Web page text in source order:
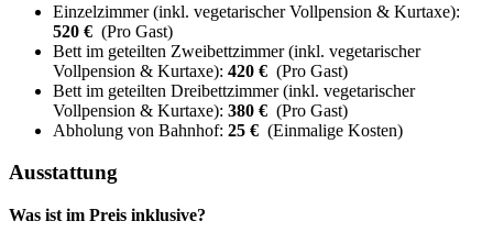
Einzelzimmer (inkl. vegetarischer Vollpension & Kurtaxe):
520 € (Pro Gast)
Bett im geteilten Zweibettzimmer (inkl. vegetarischer
Vollpension & Kurtaxe): 420 € (Pro Gast)
Bett im geteilten Dreibettzimmer (inkl. vegetarischer
Vollpension & Kurtaxe): 380 € (Pro Gast)
Abholung von Bahnhof: 25 € (Einmalige Kosten)
Ausstattung
Was ist im Preis inklusive?